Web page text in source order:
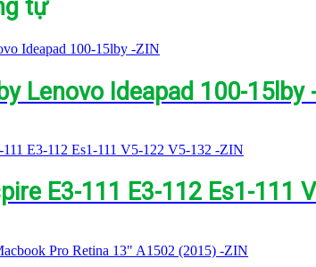
tự
Lenovo Ideapad 100-15lby
E3-111 E3-112 Es1-111